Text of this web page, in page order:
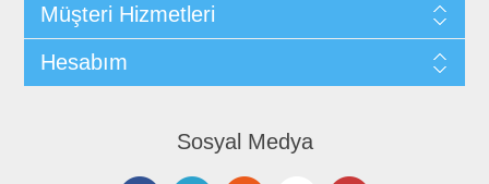
Müşteri Hizmetleri
Hesabım
Sosyal Medya